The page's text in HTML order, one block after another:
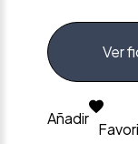
Ver
Añadir